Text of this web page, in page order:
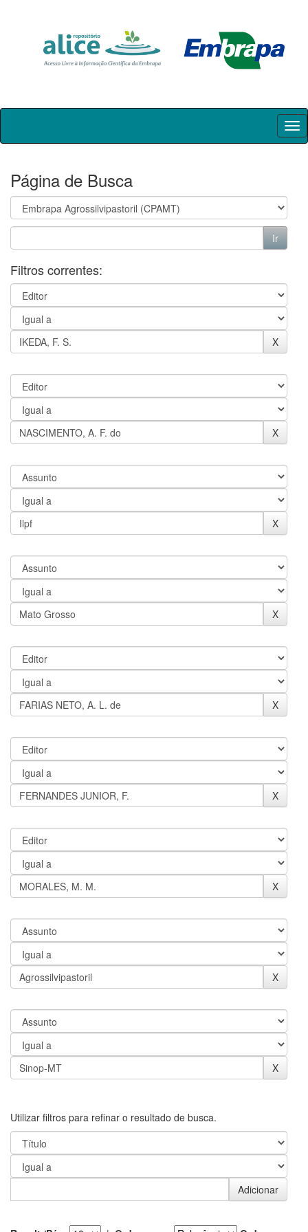
Skip
Página de Busca
Filtros correntes:
Utilizar filtros para refinar o resultado de busca.